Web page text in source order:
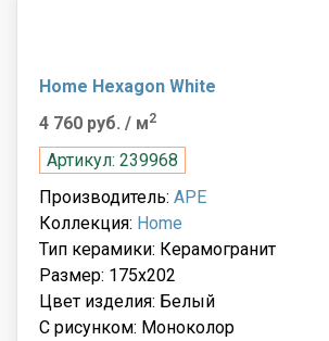
Home Hexagon White
4 760 руб. / м2
Артикул: 239968
Производитель: APE
Коллекция: Home
Тип керамики: Керамогранит
Размер: 175x202
Цвет изделия: Белый
С рисунком: Моноколор